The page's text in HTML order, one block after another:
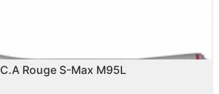
C.A Rouge S-Max M95L